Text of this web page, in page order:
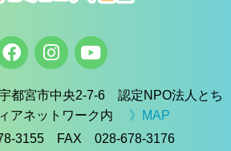
都宮市中央2-7-6 認定NPO法人とち
アネットワーク内 》MAP
3155 FAX 028-678-3176